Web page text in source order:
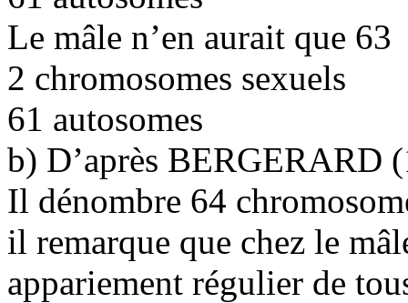
Le mâle n’en aurait que 63
2 chromosomes sexuels
61 autosomes
b) D’après BERGERARD
Il dénombre 64
il remarque que chez le
appariement régulier de